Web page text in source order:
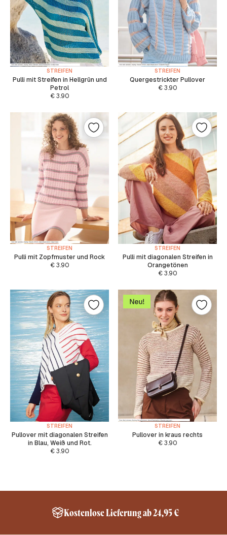
STREIFEN
Pulli mit Streifen in Hellgrün und
Petrol
€3.90
STREIFEN
Quergestrickter Pullover
€3.90
STREIFEN
Pulli mit Zopfmuster und Rock
€3.90
STREIFEN
Pulli mit diagonalen Streifen in
Orangetönen
€3.90
STREIFEN
Pullover mit diagonalen Streifen
in Blau, Weiß und Rot.
€3.90
STREIFEN
Pullover in kraus rechts
€3.90
Kostenlose Lieferung ab 24,95 €